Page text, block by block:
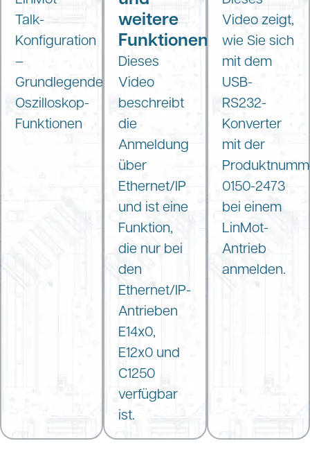
Talk-
Konfiguration
–
Grundlegende
Oszilloskop-
Funktionen
weitere
Funktionen
Dieses
Video
beschreibt
die
Anmeldung
über
Ethernet/IP
und ist eine
Funktion,
die nur bei
den
Ethernet/IP-
Antrieben
E14x0,
E12x0 und
C1250
verfügbar
ist.
Video zeigt,
wie Sie sich
mit dem
USB-
RS232-
Konverter
mit der
0150-2473
bei einem
LinMot-
Antrieb
anmelden.